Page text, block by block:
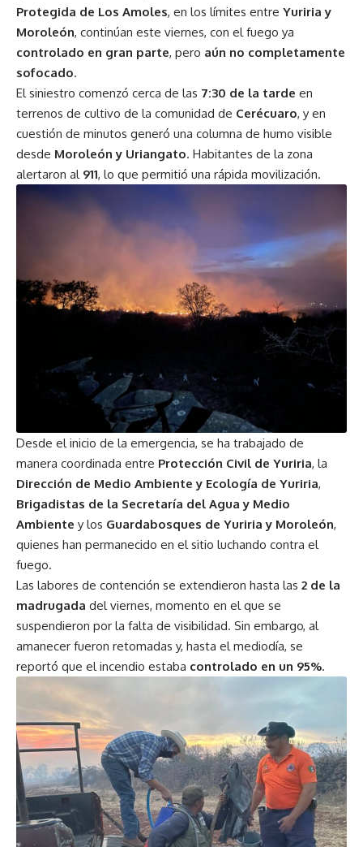
Protegida de Los Amoles, en los límites entre Yuriria y
Moroleón, continúan este viernes, con el fuego ya
controlado en gran parte, pero aún no completamente
sofocado.
El siniestro comenzó cerca de las 7:30 de la tarde en
terrenos de cultivo de la comunidad de Cerécuaro, y en
cuestión de minutos generó una columna de humo visible
desde Moroleón y Uriangato. Habitantes de la zona
alertaron al 911, lo que permitió una rápida movilización.
Desde el inicio de la emergencia, se ha trabajado de
manera coordinada entre Protección Civil de Yuriria, la
Dirección de Medio Ambiente y Ecología de Yuriria,
Brigadistas de la Secretaría del Agua y Medio
Ambiente y los Guardabosques de Yuriria y Moroleón,
quienes han permanecido en el sitio luchando contra el
fuego.
Las labores de contención se extendieron hasta las 2 de la
madrugada del viernes, momento en el que se
suspendieron por la falta de visibilidad. Sin embargo, al
amanecer fueron retomadas y, hasta el mediodía, se
reportó que el incendio estaba controlado en un 95%.